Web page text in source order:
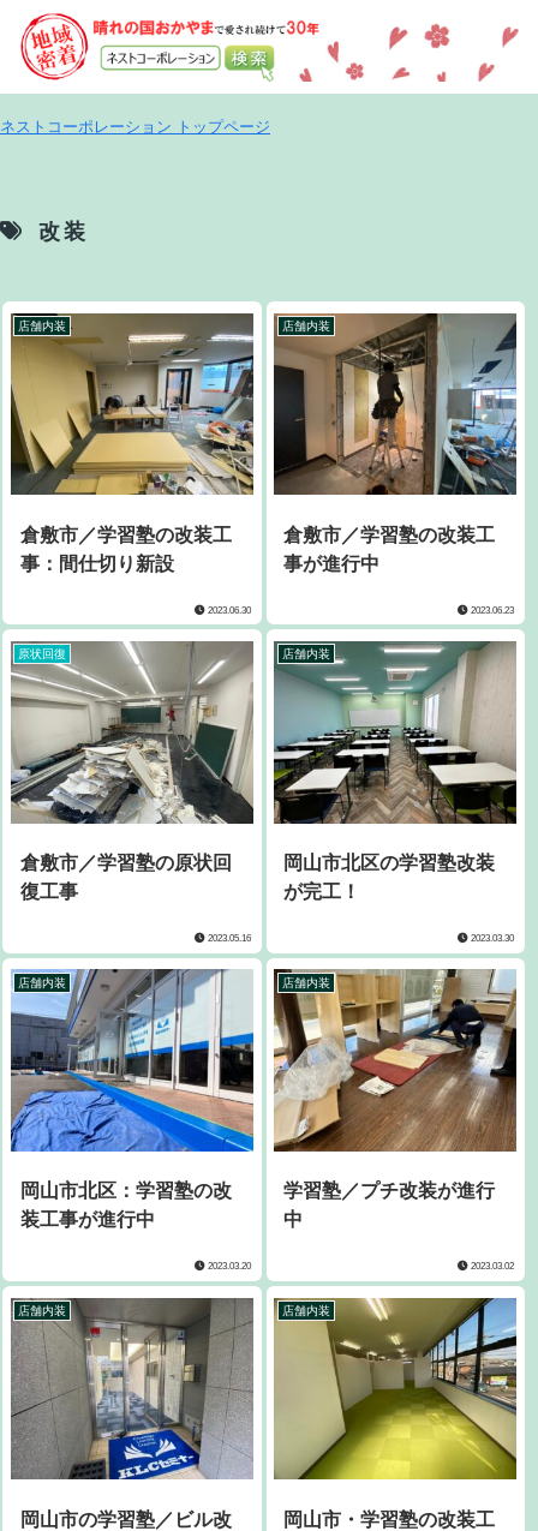
ネストコーポレーション トップページ
改装
店舗内装
倉敷市／学習塾の改装工
事：間仕切り新設
2023.06.30
店舗内装
倉敷市／学習塾の改装工
事が進行中
2023.06.23
原状回復
倉敷市／学習塾の原状回
復工事
2023.05.16
店舗内装
岡山市北区の学習塾改装
が完工！
2023.03.30
店舗内装
岡山市北区：学習塾の改
装工事が進行中
2023.03.20
店舗内装
学習塾／プチ改装が進行
中
2023.03.02
店舗内装
岡山市の学習塾／ビル改
店舗内装
岡山市・学習塾の改装工